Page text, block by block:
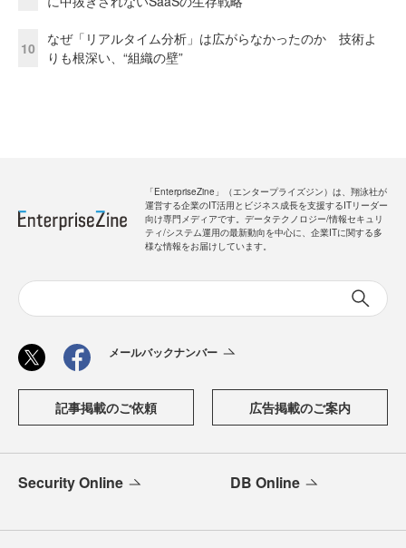
10
なぜ「リアルタイム分析」は広がらなかったのか 技術よ
りも根深い、“組織の壁”
「EnterpriseZine」（エンタープライズジン）は、翔泳社が
運営する企業のIT活用とビジネス成長を支援するITリーダー
向け専門メディアです。データテクノロジー/情報セキュリ
ティ/システム運用の最新動向を中心に、企業ITに関する多
様な情報をお届けしています。
メールバックナンバー
記事掲載のご依頼 広告掲載のご案内
Security Online DB Online